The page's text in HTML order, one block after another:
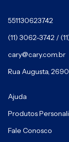
551130623742
(11) 3062-3742 /
cary@cary.com.br
Rua Augusta,
Ajuda
Produtos
Fale Conosco